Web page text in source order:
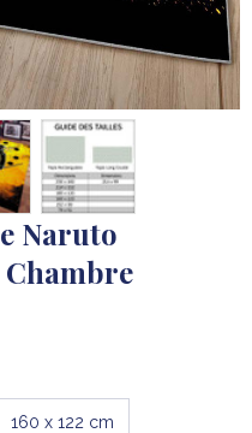
Naruto
160 x 122 cm